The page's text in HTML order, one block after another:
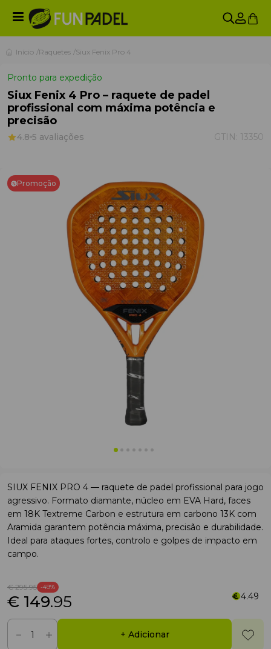
Início Raquetes Siux Fenix Pro 4
Pronto para expedição
Siux Fenix 4 Pro – raquete de padel
profissional com máxima potência e
precisão
4.8 5 avaliações GTIN: 13350
Promoção
SIUX FENIX PRO 4 — raquete de padel profissional para jogo
agressivo. Formato diamante, núcleo em EVA Hard, faces
em 18K Textreme Carbon e estrutura em carbono 13K com
Aramida garantem potência máxima, precisão e durabilidade.
Ideal para ataques fortes, controlo e golpes de impacto em
campo.
€ 295.95 -49%
€ 149.95 4.49
+ Adicionar